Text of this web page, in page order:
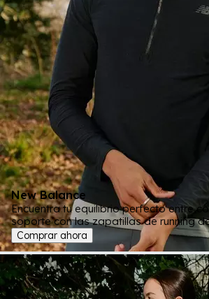
New Balance
Encuentra tu equilibrio perfecto entre
soporte con las zapatillas de running
Comprar ahora